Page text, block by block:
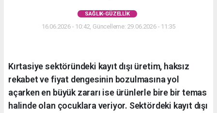
SAĞLIK-GÜZELLIK
16.06.2026 - 10:42, Güncelleme: 29.06.2026 - 11:35
Kırtasiye sektöründeki kayıt dışı üretim, haksız
rekabet ve fiyat dengesinin bozulmasına yol
açarken en büyük zararı ise ürünlerle bire bir temas
halinde olan çocuklara veriyor. Sektördeki kayıt dışı